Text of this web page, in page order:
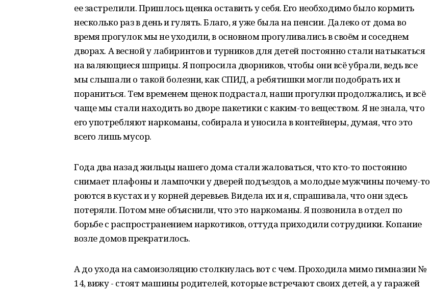
ее застрелили. Пришлось щенка оставить у себя. Его необходимо было кормить
несколько раз в день и гулять. Благо, я уже была на пенсии. Далеко от дома во
время прогулок мы не уходили, в основном прогуливались в своём и соседнем
дворах. А весной у лабиринтов и турников для детей постоянно стали натыкаться
на валяющиеся шприцы. Я попросила дворников, чтобы они всё убрали, ведь все
мы слышали о такой болезни, как СПИД, а ребятишки могли подобрать их и
пораниться. Тем временем щенок подрастал, наши прогулки продолжались, и всё
чаще мы стали находить во дворе пакетики с каким-то веществом. Я не знала, что
его употребляют наркоманы, собирала и уносила в контейнеры, думая, что это
всего лишь мусор.
Года два назад жильцы нашего дома стали жаловаться, что кто-то постоянно
снимает плафоны и лампочки у дверей подъездов, а молодые мужчины почему-то
роются в кустах и у корней деревьев. Видела их и я, спрашивала, что они здесь
потеряли. Потом мне объяснили, что это наркоманы. Я позвонила в отдел по
борьбе с распространением наркотиков, оттуда приходили сотрудники. Копание
возле домов прекратилось.
А до ухода на самоизоляцию столкнулась вот с чем. Проходила мимо гимназии №
14, вижу - стоят машины родителей, которые встречают своих детей, а у гаражей